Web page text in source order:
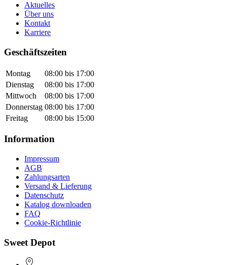
Aktuelles
Über uns
Kontakt
Karriere
Geschäftszeiten
Montag
08:00 bis 17:00
Dienstag
08:00 bis 17:00
Mittwoch
08:00 bis 17:00
Donnerstag 08:00 bis 17:00
Freitag
08:00 bis 15:00
Information
Impressum
AGB
Zahlungsarten
Versand & Lieferung
Datenschutz
Katalog downloaden
FAQ
Cookie-Richtlinie
Sweet Depot